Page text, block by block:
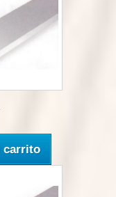
carrito